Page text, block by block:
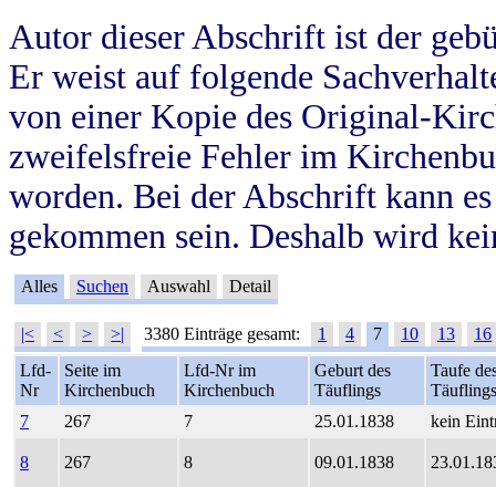
Autor dieser Abschrift ist der
Er weist auf folgende
von einer Kopie des Original-
zweifelsfreie Fehler im
worden. Bei der Abschrift kann
gekommen sein. Deshalb wird
Alles Suchen Auswahl Detail
|< < > >| 3380 Einträge gesamt: 1 4 7 10 13
16
Lfd-
Nr
Seite im
Kirchenbuch
Lfd-Nr im
Kirchenbuch
Geburt des
Täuflings
Taufe
Täuflings
7
267 7 25.01.1838 kein
8 267 8 09.01.1838